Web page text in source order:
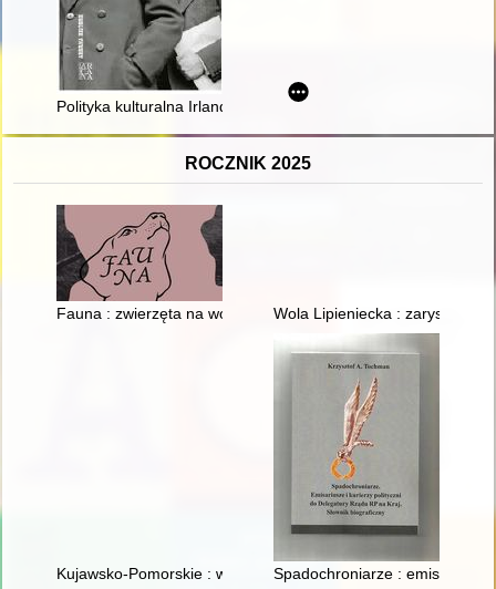
Polityka kulturalna Irlandii w latach trzydziestych XX wieku
ROCZNIK 2025
Fauna : zwierzęta na wojnie i ich ludzie = animals at war and
Wola Lipieniecka : zarys
Kujawsko-Pomorskie : wspólnie do przyszłości : z miłości do
Spadochroniarze :